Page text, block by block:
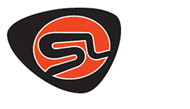
We use cookies to ensure that we
on our website. By continuing to browse
that cookies are used to help us analyze
to offer you a better experience. To
you can disable cookies, you can access